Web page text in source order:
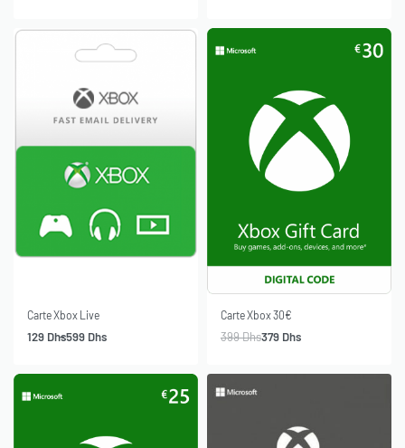
Carte Xbox Live
129 Dhs599 Dhs
Carte Xbox 30€
399Dhs379 Dhs